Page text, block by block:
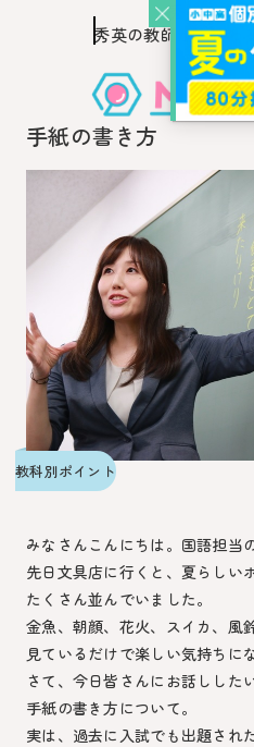
このページ
秀英の教
秀英の教師から教わ
手紙の書き方
教科別ポイント
みなさんこんにちは。国語担当
先日文具店に行くと、夏らしい
たくさん並んでいました。
金魚、朝顔、花火、スイカ、風
見ているだけで楽しい気持ちに
さて、今日皆さんにお話しした
手紙の書き方について。
実は、過去に入試でも出題され